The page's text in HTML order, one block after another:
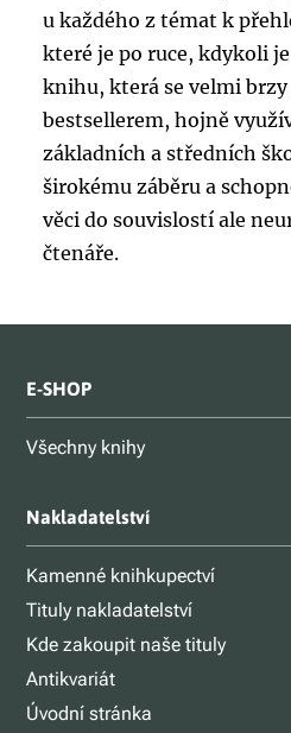
u každého z témat k
které je po ruce, kdykoli
knihu, která se velmi
bestsellerem, hojně
základních a středních
širokému záběru a
věci do souvislostí ale
čtenáře.
E-SHOP
Všechny knihy
Nakladatelství
Kamenné knihkupectví
Tituly nakladatelství
Kde zakoupit naše tituly
Antikvariát
Úvodní stránka